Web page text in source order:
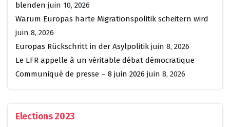
blenden juin 10, 2026
Warum Europas harte Migrationspolitik scheitern wird
juin 8, 2026
Europas Rückschritt in der Asylpolitik juin 8, 2026
Le LFR appelle à un véritable débat démocratique
Communiqué de presse – 8 juin 2026 juin 8, 2026
Elections 2023